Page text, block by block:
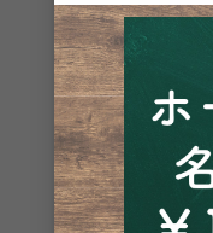
プ
特定